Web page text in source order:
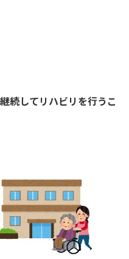
続してリハビリを行うこ